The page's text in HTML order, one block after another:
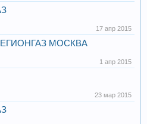
17 апр 2015
МОСКВА
1 апр 2015
23 мар 2015